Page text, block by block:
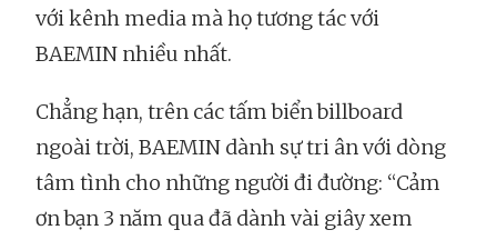
với kênh media mà họ tương tác với
BAEMIN nhiều nhất.
Chẳng hạn, trên các tấm biển billboard
ngoài trời, BAEMIN dành sự tri ân với dòng
tâm tình cho những người đi đường: “Cảm
ơn bạn 3 năm qua đã dành vài giây xem